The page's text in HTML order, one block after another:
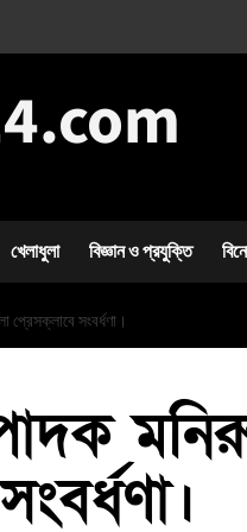
খেলাধুলা বিজ্ঞান ও প্রযুক্তি
সংবর্ধণা।